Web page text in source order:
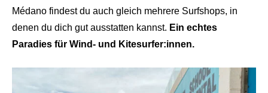
Médano findest du auch gleich mehrere Surfshops, in
denen du dich gut ausstatten kannst. Ein echtes
Paradies für Wind- und Kitesurfer:innen.